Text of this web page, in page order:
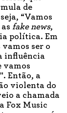
de
“Vamos
fake news,
política. Em
ser o
influência
vamos
Então, a
violenta do
a chamada
Fox Music